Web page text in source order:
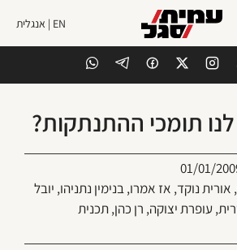
EN | אנגלית
תומכי ההתנתקות?
01/01/
, אורית נוקד, אז אמרו,בנימין נתניהו, יובל
,עופרת יצוקה, רן כהן,תכנית